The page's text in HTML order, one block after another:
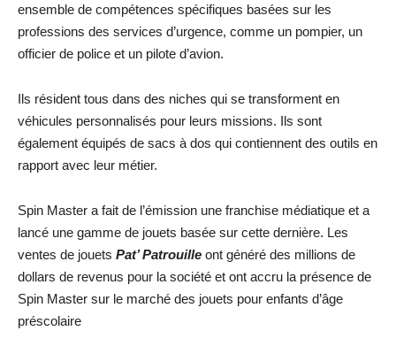
ensemble de compétences spécifiques basées sur les
professions des services d’urgence, comme un pompier, un
officier de police et un pilote d’avion.
Ils résident tous dans des niches qui se transforment en
véhicules personnalisés pour leurs missions. Ils sont
également équipés de sacs à dos qui contiennent des outils en
rapport avec leur métier.
Spin Master a fait de l’émission une franchise médiatique et a
lancé une gamme de jouets basée sur cette dernière. Les
ventes de jouets Pat’ Patrouille ont généré des millions de
dollars de revenus pour la société et ont accru la présence de
Spin Master sur le marché des jouets pour enfants d’âge
préscolaire